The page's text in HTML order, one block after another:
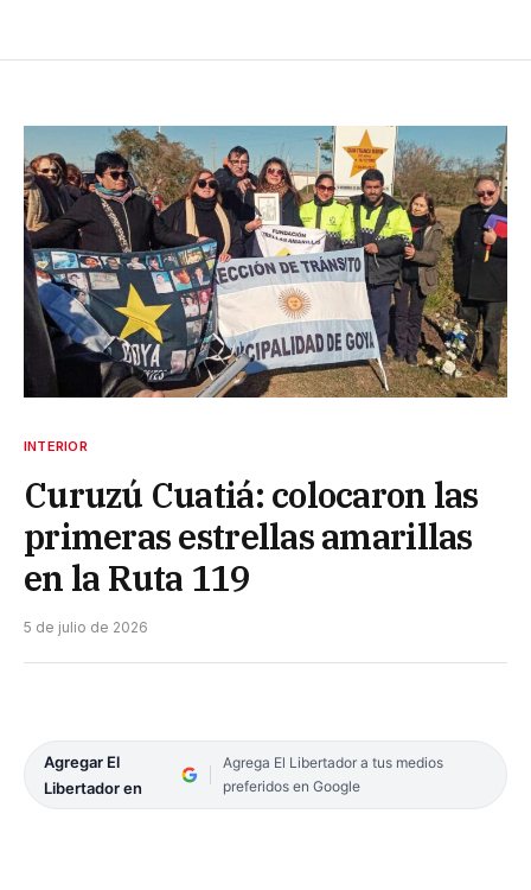
INTERIOR
Curuzú Cuatiá: colocaron las
primeras estrellas amarillas
en la Ruta 119
5 de julio de 2026
Agregar El
Libertador en
Agrega El Libertador a tus medios
preferidos en Google